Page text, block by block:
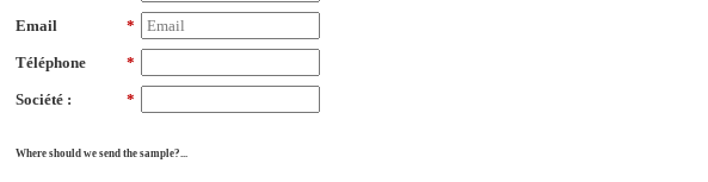
*
Email
*
Téléphone
*
Société :
Where should we send the sample?...